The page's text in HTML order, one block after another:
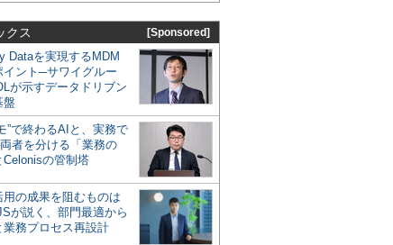
クス [Sponsored]
Dataを実現するMDM
イント─サワイグルー
が示すデータドリブン
盤
”で終わるAIと、実務で
者を分ける「業務の
Celonisの管制塔
の成果を阻むものは
が説く、部門最適から
業務プロセス再設計